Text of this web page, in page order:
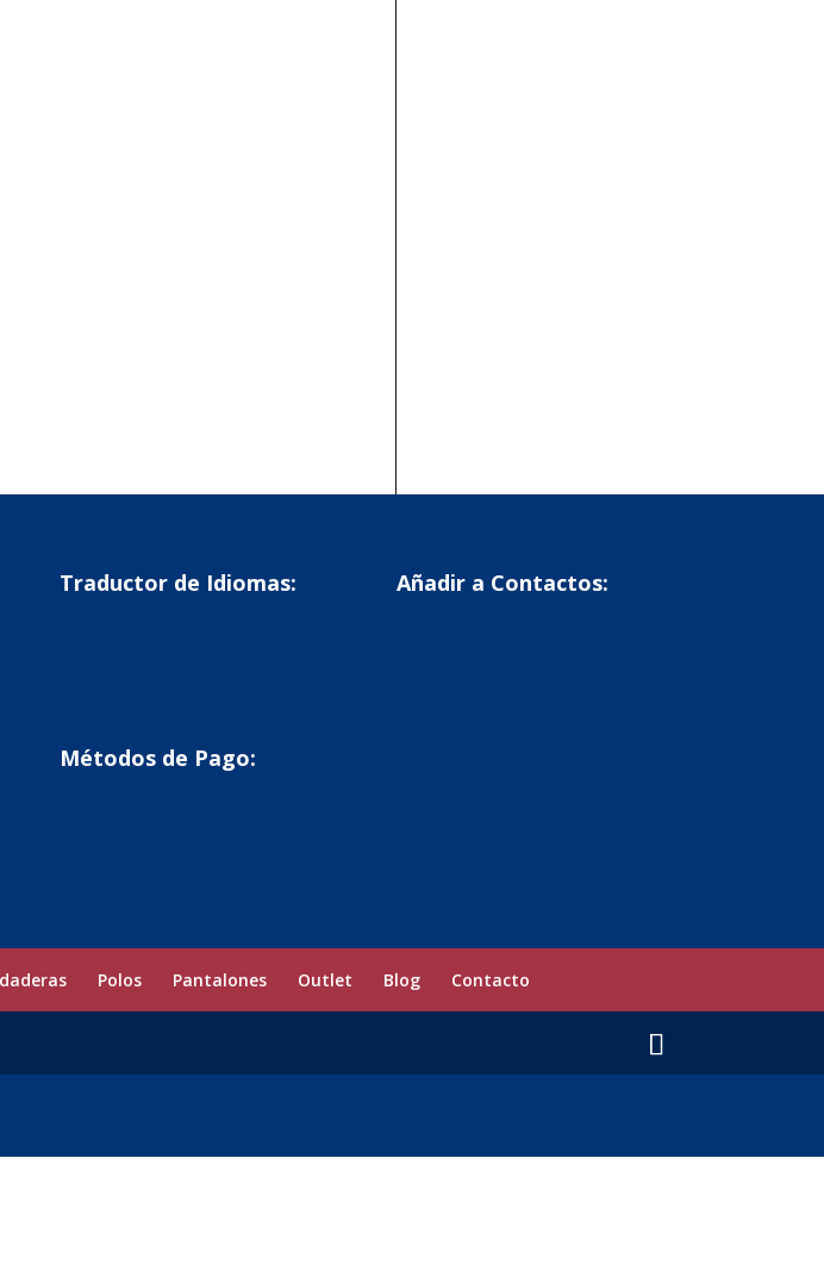
Traductor de Idiomas:
Métodos de Pago:
Añadir a Contactos:
Polos Pantalones Outlet Blog Contacto